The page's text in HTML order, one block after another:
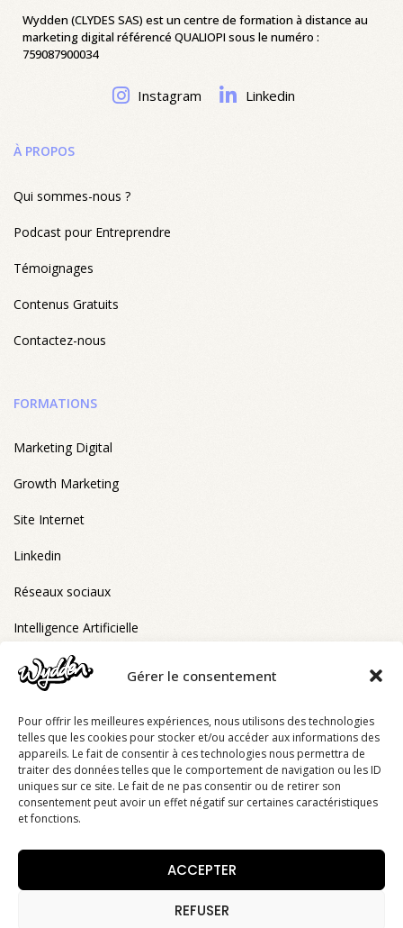
Gérer le consentement
Pour offrir les meilleures expériences, nous utilisons des technologies
telles que les cookies pour stocker et/ou accéder aux informations des
appareils. Le fait de consentir à ces technologies nous permettra de
traiter des données telles que le comportement de navigation ou les ID
uniques sur ce site. Le fait de ne pas consentir ou de retirer son
consentement peut avoir un effet négatif sur certaines caractéristiques
et fonctions.
ACCEPTER
REFUSER
Wydden (CLYDES SAS) est un centre de formation à distance au
marketing digital référencé QUALIOPI sous le numéro :
759087900034
Instagram Linkedin
À PROPOS
Qui sommes-nous ?
Podcast pour Entreprendre
Témoignages
Contenus Gratuits
Contactez-nous
FORMATIONS
Marketing Digital
Growth Marketing
Site Internet
Linkedin
Réseaux sociaux
Intelligence Artificielle
FORMATIONS ELIGIBLES CPF
RS6993 - Stratégie digitale
RS6993 - Bootcamp stratégie digitale
RS6993 - Stratégie digitale e-learning
Tous droits réservés © Wydden